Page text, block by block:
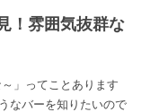
！雰囲気抜群な
」ってことあります
なバーを知りたいので